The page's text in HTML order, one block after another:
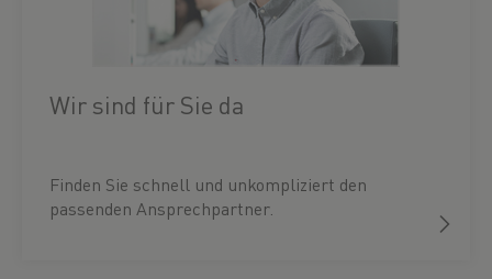
Wir sind für Sie da
Finden Sie schnell und unkompliziert den
passenden Ansprechpartner.